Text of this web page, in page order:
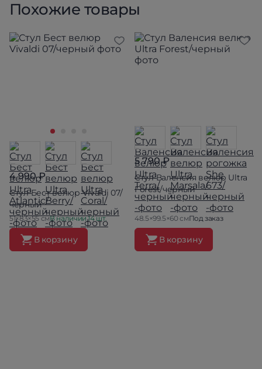
Похожие товары
4 990 ₽
Стул Бест велюр Vivaldi 07/
черный
51×83×55 смВ наличии 14 шт.
В корзину
5 790 ₽
Стул Валенсия велюр Ultra
Forest/черный
48.5×99.5×60 смПод заказ
В корзину